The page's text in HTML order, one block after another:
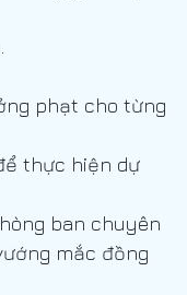
Điện nhẹ
Động Hóa T&C (Cơ Điện)
phạt cho từng
thực hiện dự
ban chuyên
mắc đồng